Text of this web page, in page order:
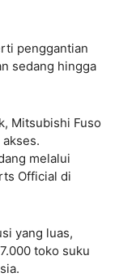
penggantian
sedang hingga
Mitsubishi Fuso
melalui
Official di
yang luas,
toko suku